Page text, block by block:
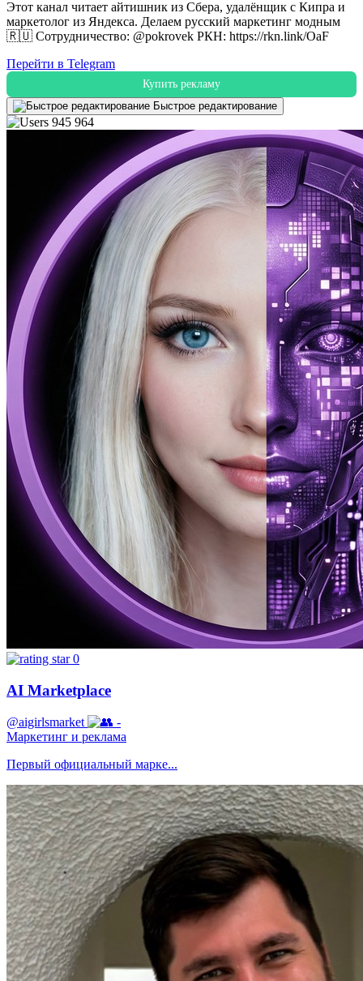
Этот канал читает айтишник из Сбера, удалёнщик с Кипра и
маркетолог из Яндекса. Делаем русский маркетинг модным
🇷🇺 Сотрудничество: @pokrovek РКН: https://rkn.link/OaF
Перейти в Telegram
Купить рекламу
Быстрое редактирование
945 964
0
AI Marketplace
@aigirlsmarket
-
Маркетинг и реклама
Первый официальный марке...